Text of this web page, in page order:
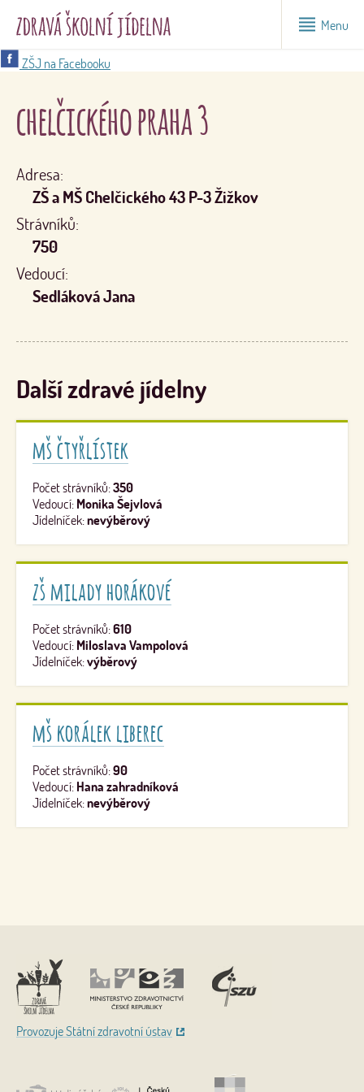
Menu
ZŠJ na Facebooku
chelčického praha 3
Adresa:
ZŠ a MŠ Chelčického 43 P-3 Žižkov
Strávníků:
750
Vedoucí:
Sedláková Jana
Další zdravé jídelny
mš čtyřlístek
Počet strávníků:350
Vedoucí: Monika Šejvlová
Jídelníček:nevýběrový
zš milady horákové
Počet strávníků:610
Vedoucí: Miloslava Vampolová
Jídelníček:výběrový
mš korálek liberec
Počet strávníků:90
Vedoucí: Hana zahradníková
Jídelníček:nevýběrový
Provozuje Státní zdravotní ústav